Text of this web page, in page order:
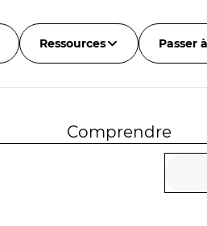
Ressources Passer
Comprendre